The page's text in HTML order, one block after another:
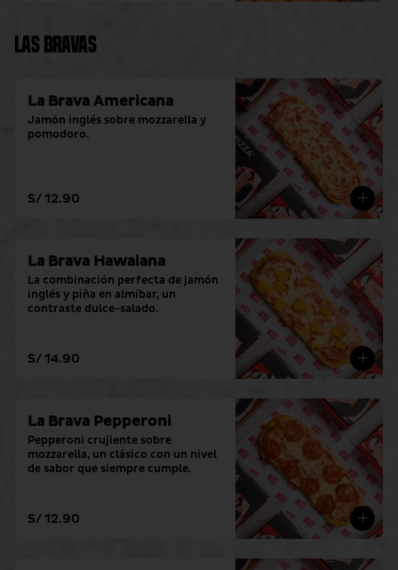
Las Bravas
La Brava Americana
Jamón inglés sobre mozzarella y
pomodoro.
S/ 12.90
La Brava Hawaiana
La combinación perfecta de jamón
inglés y piña en almíbar, un
contraste dulce-salado.
S/ 14.90
La Brava Pepperoni
Pepperoni crujiente sobre
mozzarella, un clásico con un nivel
de sabor que siempre cumple.
S/ 12.90